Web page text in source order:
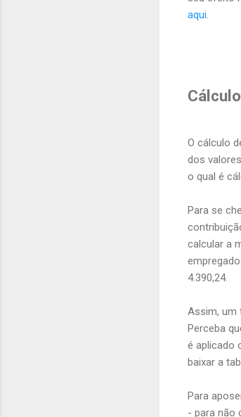
aqui.
O cálculo
dos
o qual é
Para se
calcular a
4.390,24.
Assim, um
Perceba
é aplicado
baixar a
Para
- para não